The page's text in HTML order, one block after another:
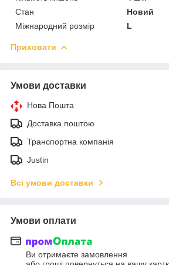
Стан
Новий
Міжнародний розмір
L
Приховати
Умови доставки
Нова Пошта
Доставка поштою
Транспортна компанія
Justin
Всі умови доставки
Умови оплати
Ви отримаєте замовлення